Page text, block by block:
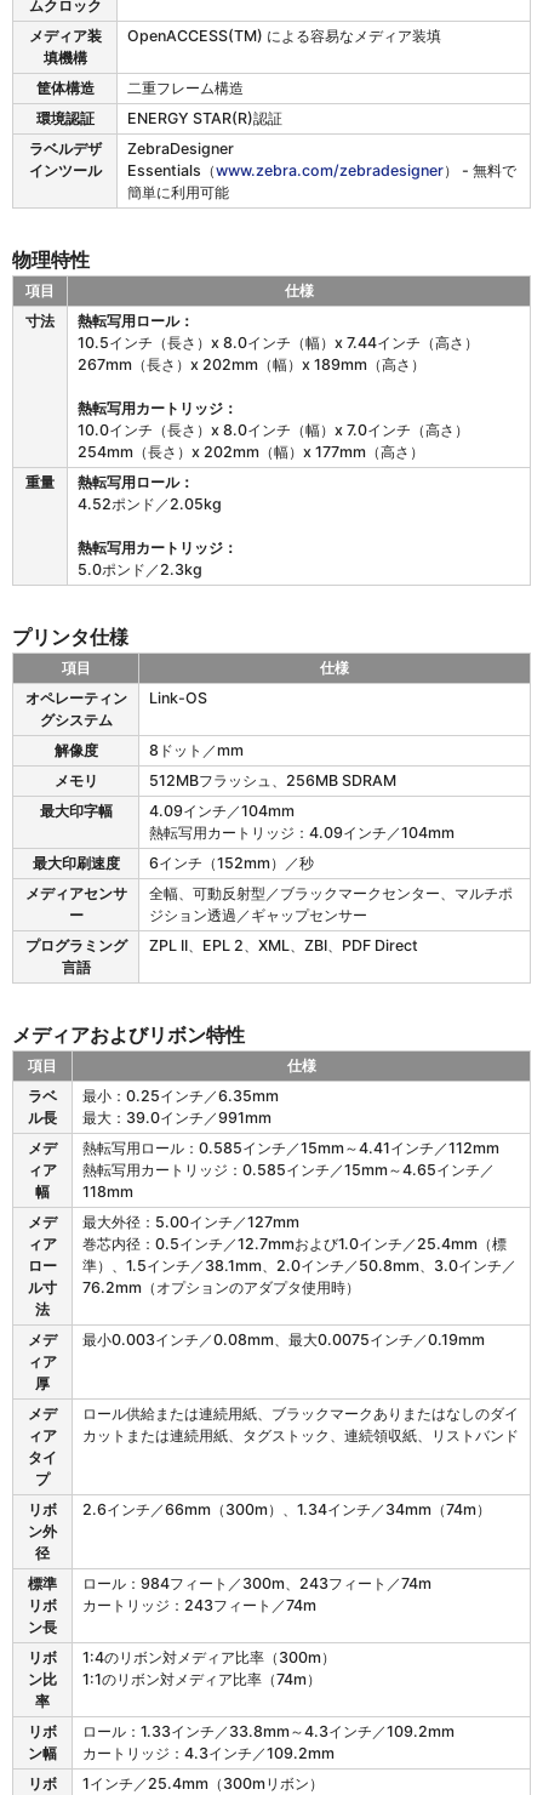
ムクロック
メディア装
填機構
OpenACCESS(TM) による容易なメディア装填
筐体構造
二重フレーム構造
環境認証
ENERGY STAR(R)認証
ラベルデザ
インツール
ZebraDesigner
Essentials（www.zebra.com/zebradesigner） - 無料で
簡単に利用可能
物理特性
理
特
項目
仕様
寸法
熱転写用ロール：
10.5インチ（長さ）x 8.0インチ（幅）x 7.44インチ（高さ）
267mm（長さ）x 202mm（幅）x 189mm（高さ）
熱転写用カートリッジ：
10.0インチ（長さ）x 8.0インチ（幅）x 7.0インチ（高さ）
254mm（長さ）x 202mm（幅）x 177mm（高さ）
重量
熱転写用ロール：
4.52ポンド／2.05kg
熱転写用カートリッジ：
5.0ポンド／2.3kg
プリンタ仕様
4
の
リ
様
項目
仕様
オペレーティン
グシステム
Link-OS
解像度
8ドット／mm
メモリ
512MBフラッシュ、256MB SDRAM
最大印字幅
4.09インチ／104mm
熱転写用カートリッジ：4.09インチ／104mm
最大印刷速度
6インチ（152mm）／秒
メディアセンサ
ー
全幅、可動反射型／ブラックマークセンター、マルチポ
ジション透過／ギャップセンサー
プログラミング
言語
ZPL II、EPL 2、XML、ZBI、PDF Direct
メディアおよびリボン特性
4
よ
ボ
項目
仕様
ラベ
ル長
最小：0.25インチ／6.35mm
最大：39.0インチ／991mm
メデ
ィア
幅
熱転写用ロール：0.585インチ／15mm～4.41インチ／112mm
熱転写用カートリッジ：0.585インチ／15mm～4.65インチ／
118mm
メデ
ィア
ロー
ル寸
法
最大外径：5.00インチ／127mm
巻芯内径：0.5インチ／12.7mmおよび1.0インチ／25.4mm（標
準）、1.5インチ／38.1mm、2.0インチ／50.8mm、3.0インチ／
76.2mm（オプションのアダプタ使用時）
メデ
ィア
厚
最小0.003インチ／0.08mm、最大0.0075インチ／0.19mm
メデ
ィア
タイ
プ
ロール供給または連続用紙、ブラックマークありまたはなしのダイ
カットまたは連続用紙、タグストック、連続領収紙、リストバンド
リボ
ン外
径
2.6インチ／66mm（300m）、1.34インチ／34mm（74m）
標準
リボ
ン長
ロール：984フィート／300m、243フィート／74m
カートリッジ：243フィート／74m
リボ
ン比
率
1:4のリボン対メディア比率（300m）
1:1のリボン対メディア比率（74m）
リボ
ン幅
ロール：1.33インチ／33.8mm～4.3インチ／109.2mm
カートリッジ：4.3インチ／109.2mm
リボ
1インチ／25.4mm（300mリボン）